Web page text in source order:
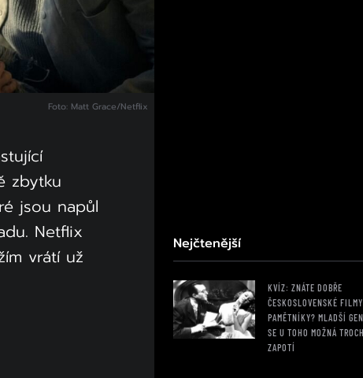
Foto: Matt Grace/Netflix
zbytku
jsou napůl
Netflix
vrátí už
Nejčtenější
KVÍZ: ZNÁTE DOBŘE
ČESKOSLOVENSKÉ
PAMĚTNÍKY? MLADŠÍ
SE U TOHO MOŽNÁ
ZAPOTÍ